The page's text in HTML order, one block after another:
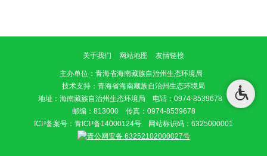
关于我们 网站地图 友情链接
主办单位 ：青海省海南藏族自治州生态环境局
技术支持：青海省海南藏族自治州生态环境局
地址：海南藏族自治州生态环境局 电话：0974-8539678
邮编：813000 传真：0974-8539678
ICP备案号： 青ICP备14000124号 网站标识码：6325000001
青公网安备 63252102000027号